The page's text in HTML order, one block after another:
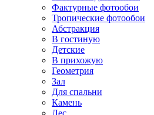
Фактурные фотообои
Тропические фотообои
Абстракция
В гостиную
Детские
В прихожую
Геометрия
Зал
Для спальни
Камень